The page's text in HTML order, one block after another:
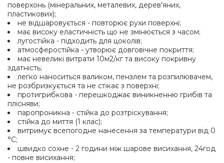
поверхонь (мінеральних, металевих, дерев'яних,
пластикових);
не відшаровується - повторює рухи поверхні;
має високу еластичність що не змінюється з часом;
лугостійка - підходить для цоколів;
атмосферостійка - утворює довговічне покриття;
має невеликі витрати 10м2/кг та високу покривну
здатність;
легко наноситься валиком, пензлем та розпилювачем,
не розбризкується та не стікає з поверхні;
протигрибкова - перешкоджає виникненню грибів та
плісняви;
паропроникна - стійка до розтріскування;
стійка до миття (1 клас);
витримує всепогодне нанесення за температури від 0
°С;
швидко сохне - 2 години між шарове висихання, 24год
- повне висихання;